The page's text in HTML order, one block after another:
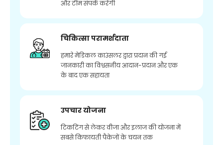
और टीम संपर्क करेगी
चिकित्सा परामर्शदाता
हमारे मेडिकल काउंसलर द्वारा प्रदान की गई
जानकारी का विश्वसनीय आदान-प्रदान और एक
के बाद एक सहायता
उपचार योजना
टिकटिंग से लेकर वीजा और इलाज की योजना में
सबसे किफायती पैकेजों के चयन तक